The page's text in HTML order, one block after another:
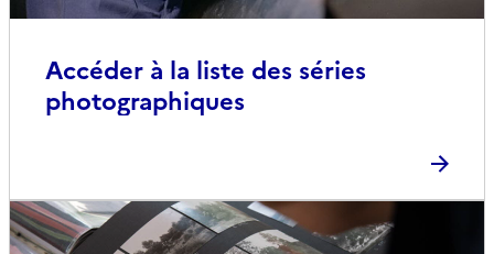
Accéder à la liste des séries
photographiques